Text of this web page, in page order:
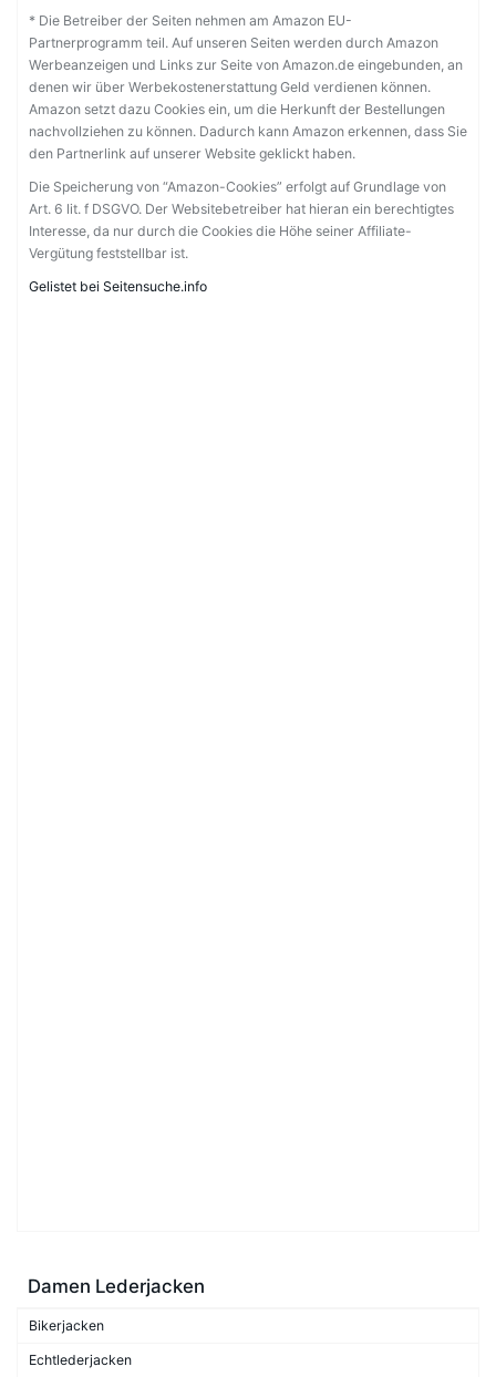
* Die Betreiber der Seiten nehmen am Amazon EU-
Partnerprogramm teil. Auf unseren Seiten werden durch Amazon
Werbeanzeigen und Links zur Seite von Amazon.de eingebunden, an
denen wir über Werbekostenerstattung Geld verdienen können.
Amazon setzt dazu Cookies ein, um die Herkunft der Bestellungen
nachvollziehen zu können. Dadurch kann Amazon erkennen, dass Sie
den Partnerlink auf unserer Website geklickt haben.
Die Speicherung von “Amazon-Cookies” erfolgt auf Grundlage von
Art. 6 lit. f DSGVO. Der Websitebetreiber hat hieran ein berechtigtes
Interesse, da nur durch die Cookies die Höhe seiner Affiliate-
Vergütung feststellbar ist.
Gelistet bei Seitensuche.info
Damen Lederjacken
Bikerjacken
Echtlederjacken